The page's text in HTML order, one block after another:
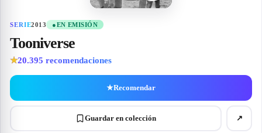
SERIE2013 ●EN EMISIÓN
Tooniverse
★20.395 recomendaciones
★Recomendar
Guardar en colección ↗